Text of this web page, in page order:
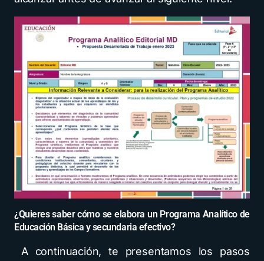
¿Quieres saber cómo se elabora un Programa Analítico de
Educación Básica y secundaria efectivo?
A continuación, te presentamos los pasos